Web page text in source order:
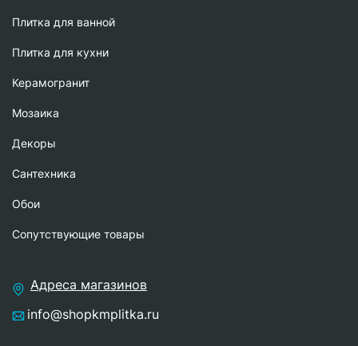
Плитка для ванной
Плитка для кухни
Керамогранит
Мозаика
Декоры
Сантехника
Обои
Сопутствующие товары
Адреса магазинов
info@shopkmplitka.ru